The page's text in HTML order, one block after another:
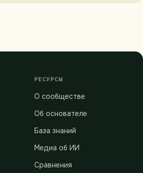
РЕСУРСЫ
О сообществе
Об основателе
База знаний
Медиа об ИИ
Сравнения